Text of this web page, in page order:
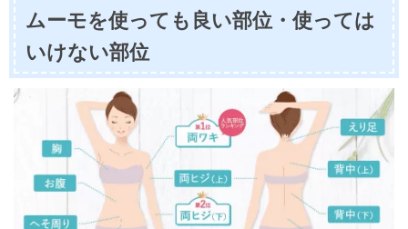
ムーモを使っても良い部位・使っては
いけない部位